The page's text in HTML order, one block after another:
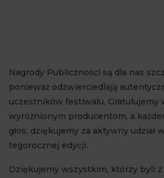
Nagrody Publiczności są dla nas
ponieważ odzwierciedlają
uczestników festiwalu. Gratulujemy
wyróżnionym producentom, a
głos, dziękujemy za aktywny udział
tegorocznej edycji.
Dziękujemy wszystkim, którzy byli z